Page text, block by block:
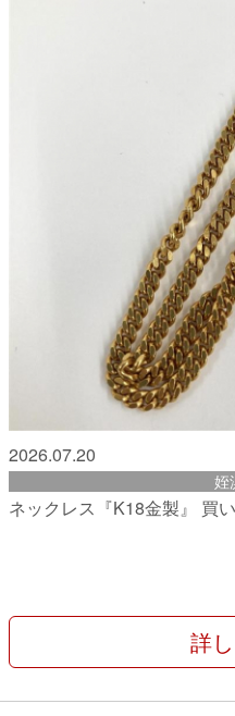
2026.07.20
姪
ネックレス『K18金製』 買
詳